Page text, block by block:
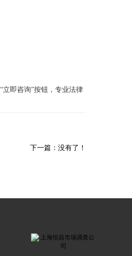
即咨询”按钮，专业法律
下一篇：没有了！